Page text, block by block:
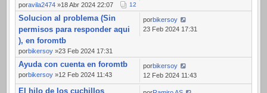
poravila2474 »18 Abr 2024 22:07 12
Solucion al problema (Sin
permisos para responder aqui
), en foromtb
porbikersoy »23 Feb 2024 17:31
porbikersoy
23 Feb 2024 17:31
Ayuda con cuenta en foromtb
porbikersoy »12 Feb 2024 11:43
porbikersoy
12 Feb 2024 11:43
El hilo de los cuchillos